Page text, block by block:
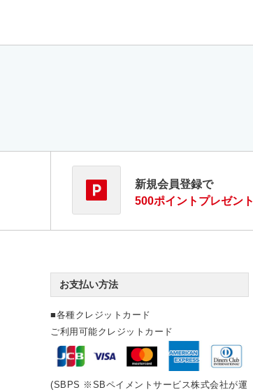
新規会員登録で
500ポイントプレゼント
お支払い方法
■各種クレジットカード
ご利用可能クレジットカード
(SBPS ※SBペイメントサービス株式会社が運